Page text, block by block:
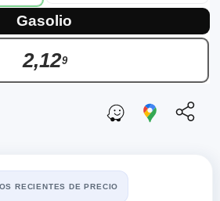
Gasolio
2,129
RECIENTES DE PRECIO